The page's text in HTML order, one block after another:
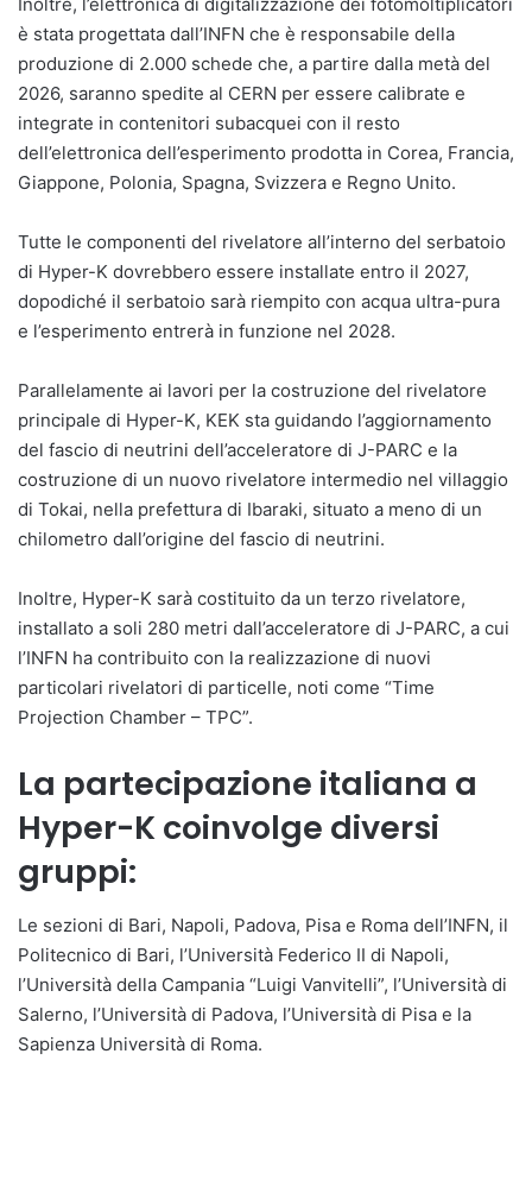
è stata progettata dall’INFN che è responsabile della
produzione di 2.000 schede che, a partire dalla metà del
2026, saranno spedite al CERN per essere calibrate e
integrate in contenitori subacquei con il resto
dell’elettronica dell’esperimento prodotta in Corea, Francia,
Giappone, Polonia, Spagna, Svizzera e Regno Unito.
Tutte le componenti del rivelatore all’interno del serbatoio
di Hyper-K dovrebbero essere installate entro il 2027,
dopodiché il serbatoio sarà riempito con acqua ultra-pura
e l’esperimento entrerà in funzione nel 2028.
Parallelamente ai lavori per la costruzione del rivelatore
principale di Hyper-K, KEK sta guidando l’aggiornamento
del fascio di neutrini dell’acceleratore di J-PARC e la
costruzione di un nuovo rivelatore intermedio nel villaggio
di Tokai, nella prefettura di Ibaraki, situato a meno di un
chilometro dall’origine del fascio di neutrini.
Inoltre, Hyper-K sarà costituito da un terzo rivelatore,
installato a soli 280 metri dall’acceleratore di J-PARC, a cui
l’INFN ha contribuito con la realizzazione di nuovi
particolari rivelatori di particelle, noti come “Time
Projection Chamber – TPC”.
La partecipazione italiana a
Hyper-K coinvolge diversi
gruppi:
Le sezioni di Bari, Napoli, Padova, Pisa e Roma dell’INFN, il
Politecnico di Bari, l’Università Federico II di Napoli,
l’Università della Campania “Luigi Vanvitelli”, l’Università di
Salerno, l’Università di Padova, l’Università di Pisa e la
Sapienza Università di Roma.